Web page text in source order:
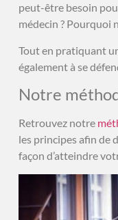
peut-être besoin
médecin ? Pourquoi
Tout en pratiquant
également à se
Notre
Retrouvez notre
les principes afin de
façon d’atteindre